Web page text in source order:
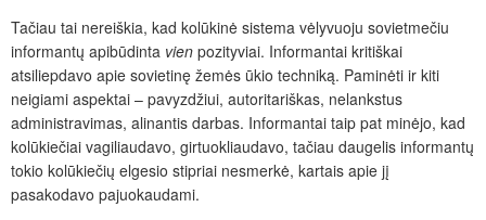
Tačiau tai nereiškia, kad kolūkinė sistema vėlyvuoju sovietmečiu
informantų apibūdinta vien pozityviai. Informantai kritiškai
atsiliepdavo apie sovietinę žemės ūkio techniką. Paminėti ir kiti
neigiami aspektai – pavyzdžiui, autoritariškas, nelankstus
administravimas, alinantis darbas. Informantai taip pat minėjo, kad
kolūkiečiai vagiliaudavo, girtuokliaudavo, tačiau daugelis informantų
tokio kolūkiečių elgesio stipriai nesmerkė, kartais apie jį
pasakodavo pajuokaudami.